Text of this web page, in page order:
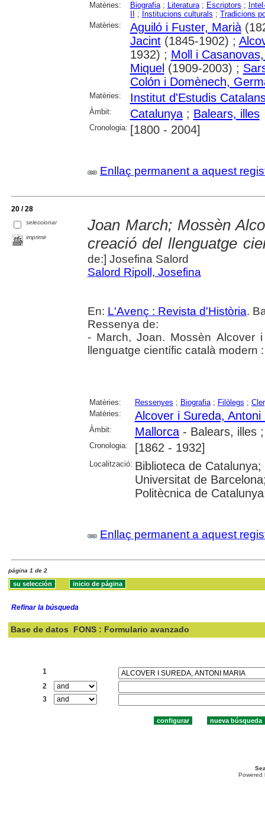
Matèries: Biografia; Literatura; Escriptors ;
; Institucions culturals ; Tradicions
Matèries:
Aguiló i Fuster, Marià
Jacint(1845-1902) ;
1932) ; Moll i
Miquel (1909-2003) ;
Colón i Domènech,
Matèries: Institut d'Estudis
Àmbit: Catalunya; Balears, illes
Cronologia: [1800 - 2004]
Enllaç permanent a aquest
20 / 28
seleccionar
imprimir
Joan March; Mossèn
creació del llenguatge
de:] Josefina Salord
Salord Ripoll, Josefina
En: L'Avenç : Revista d'Història.
Ressenya de:
- March, Joan. Mossèn
llenguatge científic català modern
Matèries: Ressenyes ; Biografia; Filòlegs ;
Matèries:
Alcover i Sureda, Antoni
Àmbit: Mallorca- Balears, illes
Cronologia: [1862 - 1932]
Localització: Biblioteca de
Universitat de
Politècnica de
Enllaç permanent a aquest
página 1 de 2
Refinar la búsqueda
Base de datos FONS : Formulario avanzado
1
2
3